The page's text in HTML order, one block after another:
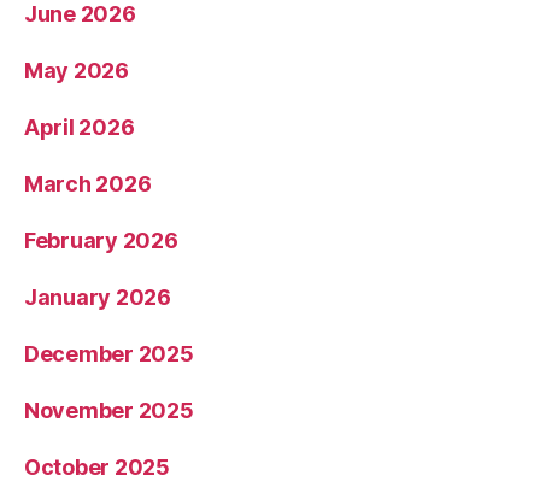
June 2026
May 2026
April 2026
March 2026
February 2026
January 2026
December 2025
November 2025
October 2025